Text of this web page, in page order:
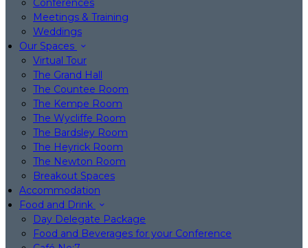
Conferences
Meetings & Training
Weddings
Our Spaces
Virtual Tour
The Grand Hall
The Countee Room
The Kempe Room
The Wycliffe Room
The Bardsley Room
The Heyrick Room
The Newton Room
Breakout Spaces
Accommodation
Food and Drink
Day Delegate Package
Food and Beverages for your Conference